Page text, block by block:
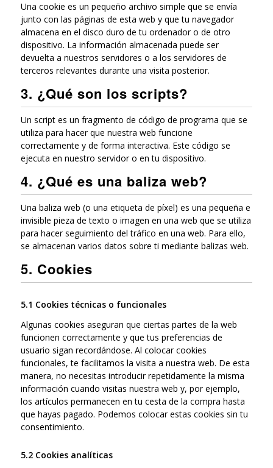
Una cookie es un pequeño archivo simple que se envía
junto con las páginas de esta web y que tu navegador
almacena en el disco duro de tu ordenador o de otro
dispositivo. La información almacenada puede ser
devuelta a nuestros servidores o a los servidores de
terceros relevantes durante una visita posterior.
3. ¿Qué son los scripts?
Un script es un fragmento de código de programa que se
utiliza para hacer que nuestra web funcione
correctamente y de forma interactiva. Este código se
ejecuta en nuestro servidor o en tu dispositivo.
4. ¿Qué es una baliza web?
Una baliza web (o una etiqueta de píxel) es una pequeña e
invisible pieza de texto o imagen en una web que se utiliza
para hacer seguimiento del tráfico en una web. Para ello,
se almacenan varios datos sobre ti mediante balizas web.
5. Cookies
5.1 Cookies técnicas o funcionales
Algunas cookies aseguran que ciertas partes de la web
funcionen correctamente y que tus preferencias de
usuario sigan recordándose. Al colocar cookies
funcionales, te facilitamos la visita a nuestra web. De esta
manera, no necesitas introducir repetidamente la misma
información cuando visitas nuestra web y, por ejemplo,
los artículos permanecen en tu cesta de la compra hasta
que hayas pagado. Podemos colocar estas cookies sin tu
consentimiento.
5.2 Cookies analíticas